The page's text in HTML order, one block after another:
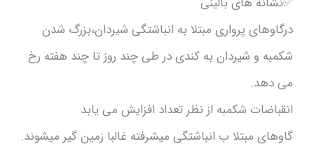
درگاوهای پرواری مبتلا به انباشتگی شیردان،بزرگ شدن
شکمبه و شیردان به کندی در طی چند روز تا چند هفته رخ
می دهد.
انقباضات شکمبه از نظر تعداد افزایش می یابد
گاوهای مبتلا ب انباشتگی میشرفته غالبا زمین گیر میشوند.